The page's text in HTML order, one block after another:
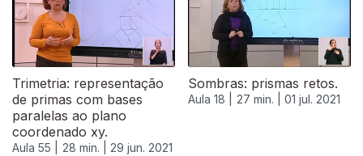
Trimetria: representação
de primas com bases
paralelas ao plano
coordenado xy.
Aula 55 | 28 min. | 29 jun. 2021
Sombras: prismas retos.
Aula 18 | 27 min. | 01 jul. 2021